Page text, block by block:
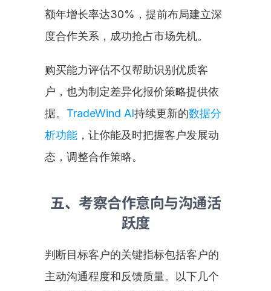
额年增长率达30%，提前布局建立深
度合作关系，成功抢占市场先机。
购买能力评估不仅帮助识别优质客
户，也为制定差异化报价策略提供依
据。 TradeWind AI持续更新的数据分
析功能 ，让你能及时把握客户发展动
态，调整合作策略。
五、考察合作意向与沟通活
跃度
判断目标客户的关键指标包括客户的
主动沟通程度和反馈质量。以下几个